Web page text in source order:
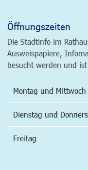
Öffnungszeiten
Die Stadtinfo im
Ausweispapiere,
besucht werden und
Montag und Mittwoch
Dienstag und
Freitag